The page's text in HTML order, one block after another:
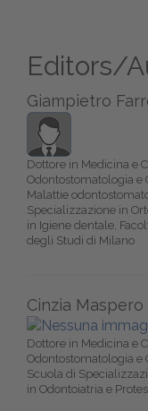
Editors/
Giampietro
Dottore in Medicina e
Odontostomatologia e
Malattie
Specializzazione in
in Igiene dentale,
degli Studi di Milano
Cinzia Maspero
Dottore in Medicina e
Odontostomatologia e
Scuola di
in Odontoiatria e